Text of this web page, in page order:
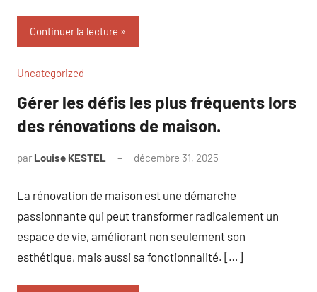
Continuer la lecture
Uncategorized
Gérer les défis les plus fréquents lors
des rénovations de maison.
par Louise KESTEL décembre 31, 2025
La rénovation de maison est une démarche
passionnante qui peut transformer radicalement un
espace de vie, améliorant non seulement son
esthétique, mais aussi sa fonctionnalité. […]